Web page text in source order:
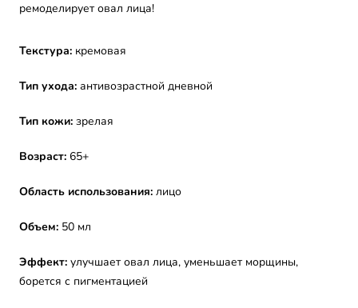
ремоделирует овал лица!
Текстура: кремовая
Тип ухода: антивозрастной дневной
Тип кожи: зрелая
Возраст: 65+
Область использования: лицо
Объем: 50 мл
Эффект: улучшает овал лица, уменьшает морщины,
борется с пигментацией